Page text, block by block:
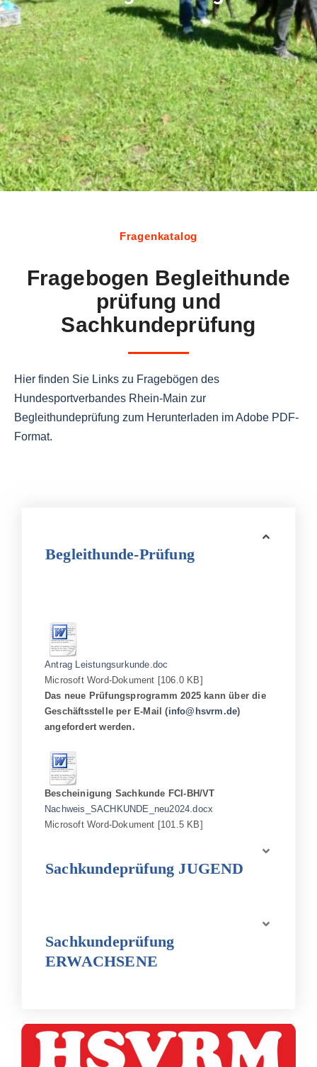
Fragenkatalog
Fragebogen Begleithunde
prüfung und
Sachkundeprüfung
Hier finden Sie Links zu Fragebögen des
Hundesportverbandes Rhein-Main zur
Begleithundeprüfung zum Herunterladen im Adobe PDF-
Format.
Begleithunde-Prüfung
Antrag Leistungsurkunde.doc
Microsoft Word-Dokument [106.0 KB]
Das neue Prüfungsprogramm 2025 kann über die
Geschäftsstelle per E-Mail (info@hsvrm.de)
angefordert werden.
Bescheinigung Sachkunde FCI-BH/VT
Nachweis_SACHKUNDE_neu2024.docx
Microsoft Word-Dokument [101.5 KB]
Sachkundeprüfung JUGEND
Sachkundeprüfung
ERWACHSENE